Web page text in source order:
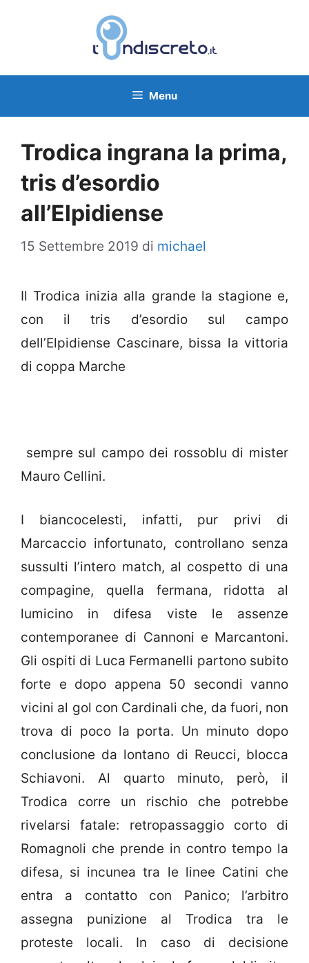
Menu
Trodica ingrana la prima,
tris d’esordio
all’Elpidiense
15 Settembre 2019 di michael
Il Trodica inizia alla grande la stagione e,
con il tris d’esordio sul campo
dell’Elpidiense Cascinare, bissa la vittoria
di coppa Marche
sempre sul campo dei rossoblu di mister
Mauro Cellini.
I biancocelesti, infatti, pur privi di
Marcaccio infortunato, controllano senza
sussulti l’intero match, al cospetto di una
compagine, quella fermana, ridotta al
lumicino in difesa viste le assenze
contemporanee di Cannoni e Marcantoni.
Gli ospiti di Luca Fermanelli partono subito
forte e dopo appena 50 secondi vanno
vicini al gol con Cardinali che, da fuori, non
trova di poco la porta. Un minuto dopo
conclusione da lontano di Reucci, blocca
Schiavoni. Al quarto minuto, però, il
Trodica corre un rischio che potrebbe
rivelarsi fatale: retropassaggio corto di
Romagnoli che prende in contro tempo la
difesa, si incunea tra le linee Catini che
entra a contatto con Panico; l’arbitro
assegna punizione al Trodica tra le
proteste locali. In caso di decisione